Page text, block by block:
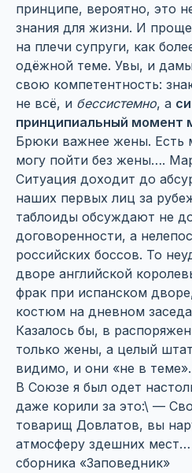
принципе, вероятно, это
знания для жизни. И
на плечи супруги, как
одёжной теме. Увы, и
свою компетентность:
не всё, и бессистемно, а
принципиальный момент
Брюки важнее жены. Есть
могу пойти без жены….
Ситуация доходит до
наших первых лиц за
таблоиды обсуждают не
договоренности, а
российских боссов. То
дворе английской
фрак при испанском
костюм на дневном
Казалось бы, в
только жены, а целый
видимо, и они «не в
В Союзе я был одет
даже корили за это:\ —
товарищ Довлатов, вы
атмосферу здешних мест…
сборника «Заповедник»